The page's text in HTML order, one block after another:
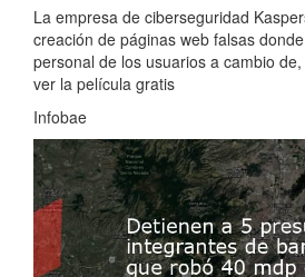
La empresa de ciberseguridad
creación de páginas web falsas
personal de los usuarios a cambio
ver la película gratis
Infobae